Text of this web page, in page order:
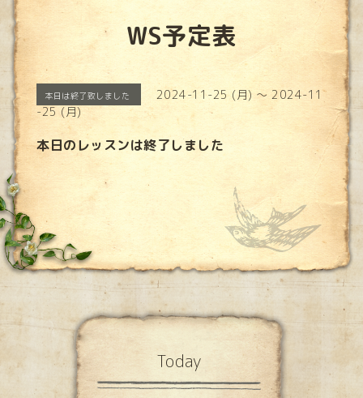
WS予定表
本日は終了致しました
2024-11-25 (月) ～ 2024-11
-25 (月)
本日のレッスンは終了しました
Today